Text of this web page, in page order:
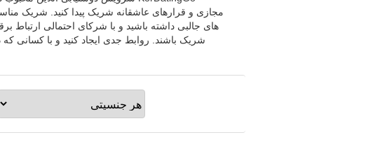
مجازی و قرارهای عاشقانه شریک پیدا کنید. شریک
های جالبی داشته باشید و با شرکای احتمالی ارتباط